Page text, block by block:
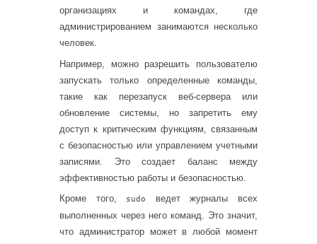
организациях и командах, где
администрированием занимаются несколько
человек.
Например, можно разрешить пользователю
запускать только определенные команды,
такие как перезапуск веб-сервера или
обновление системы, но запретить ему
доступ к критическим функциям, связанным
с безопасностью или управлением учетными
записями. Это создает баланс между
эффективностью работы и безопасностью.
Кроме того,
sudo
ведет журналы всех
выполненных через него команд. Это значит,
что администратор может в любой момент